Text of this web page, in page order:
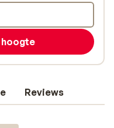
Reviews
hoogte